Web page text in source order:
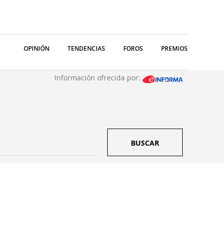
OPINIÓN TENDENCIAS FOROS PREMIOS
Información ofrecida por:
BUSCAR